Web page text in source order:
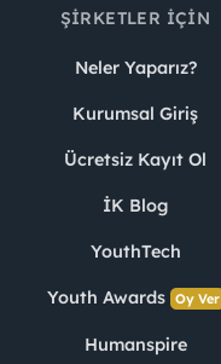
ŞIRKETLER İÇIN
Neler Yaparız?
Kurumsal Giriş
Ücretsiz Kayıt Ol
İK Blog
YouthTech
Youth Awards Oy Ver
Humanspire